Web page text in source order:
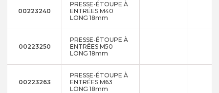
00223240
PRESSE-ÉTOUPE À
ENTRÉES M40
LONG 18mm
00223250
PRESSE-ÉTOUPE À
ENTRÉES M50
LONG 18mm
00223263
PRESSE-ÉTOUPE À
ENTRÉES M63
LONG 18mm